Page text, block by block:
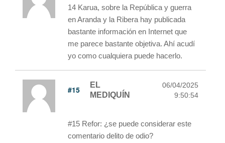
14 Karua, sobre la República y guerra
en Aranda y la Ribera hay publicada
bastante información en Internet que
me parece bastante objetiva. Ahí acudí
yo como cualquiera puede hacerlo.
#15
EL
MEDIQUÍN
06/04/2025
9:50:54
#15 Refor: ¿se puede considerar este
comentario delito de odio?